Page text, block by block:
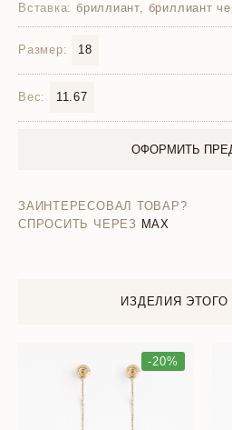
Вставка: бриллиант, бриллиант
Размер: 18
Вес: 11.67
ОФОРМИТЬ
ЗАИНТЕРЕСОВАЛ ТОВАР?
СПРОСИТЬ ЧЕРЕЗ MAX
ИЗДЕЛИЯ
-20%